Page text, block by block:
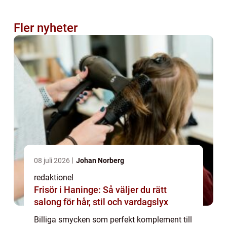
Fler nyheter
08 juli 2026 Johan Norberg
redaktionel
Frisör i Haninge: Så väljer du rätt
salong för hår, stil och vardagslyx
Billiga smycken som perfekt komplement till